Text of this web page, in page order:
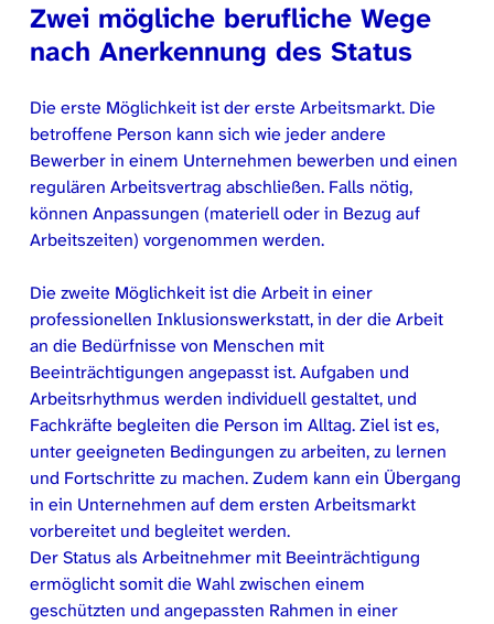
Zwei mögliche berufliche Wege
nach Anerkennung des Status
Die erste Möglichkeit ist der erste Arbeitsmarkt. Die
betroffene Person kann sich wie jeder andere
Bewerber in einem Unternehmen bewerben und einen
regulären Arbeitsvertrag abschließen. Falls nötig,
können Anpassungen (materiell oder in Bezug auf
Arbeitszeiten) vorgenommen werden.
Die zweite Möglichkeit ist die Arbeit in einer
professionellen Inklusionswerkstatt, in der die Arbeit
an die Bedürfnisse von Menschen mit
Beeinträchtigungen angepasst ist. Aufgaben und
Arbeitsrhythmus werden individuell gestaltet, und
Fachkräfte begleiten die Person im Alltag. Ziel ist es,
unter geeigneten Bedingungen zu arbeiten, zu lernen
und Fortschritte zu machen. Zudem kann ein Übergang
in ein Unternehmen auf dem ersten Arbeitsmarkt
vorbereitet und begleitet werden.
Der Status als Arbeitnehmer mit Beeinträchtigung
ermöglicht somit die Wahl zwischen einem
geschützten und angepassten Rahmen in einer